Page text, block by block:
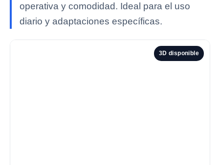
operativa y comodidad. Ideal para el uso
diario y adaptaciones específicas.
3D disponible